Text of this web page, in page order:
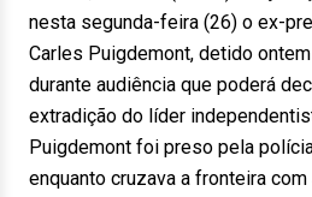
nesta segunda-feira (26) o ex-
Carles Puigdemont, detido
durante audiência que poderá
extradição do líder
Puigdemont foi preso pela
enquanto cruzava a fronteira